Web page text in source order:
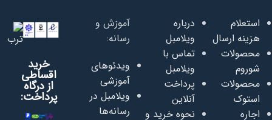
استعلام
هزینه ارسال
محصولات
شوروم
محصولات
استوک
اجاره
درباره
ویلامبل
تماس با
ویلامبل
پرداخت
آنلاین
نحوه خرید و
آموزش و
رسانه:
ویدئوهای
آموزشی
ویلامبل در
رسانه‌ها
خرید
اقساطی
از درگاه
پرداخت: